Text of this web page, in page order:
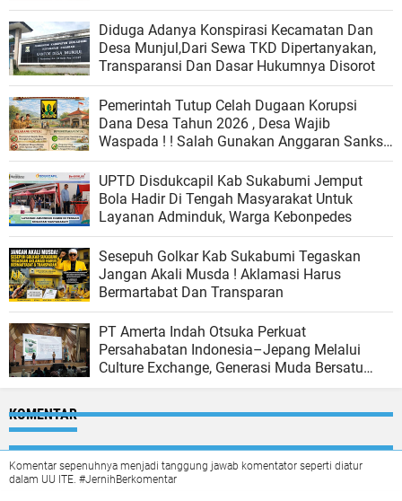
Diduga Adanya Konspirasi Kecamatan Dan
Desa Munjul,Dari Sewa TKD Dipertanyakan,
Transparansi Dan Dasar Hukumnya Disorot
Pemerintah Tutup Celah Dugaan Korupsi
Dana Desa Tahun 2026 , Desa Wajib
Waspada ! ! Salah Gunakan Anggaran Sanksi
Hukum Menanti
UPTD Disdukcapil Kab Sukabumi Jemput
Bola Hadir Di Tengah Masyarakat Untuk
Layanan Adminduk, Warga Kebonpedes
Sesepuh Golkar Kab Sukabumi Tegaskan
Jangan Akali Musda ! Aklamasi Harus
Bermartabat Dan Transparan
PT Amerta Indah Otsuka Perkuat
Persahabatan Indonesia–Jepang Melalui
Culture Exchange, Generasi Muda Bersatu
KOMENTAR
Komentar sepenuhnya menjadi tanggung jawab komentator seperti diatur
dalam UU ITE. #JernihBerkomentar